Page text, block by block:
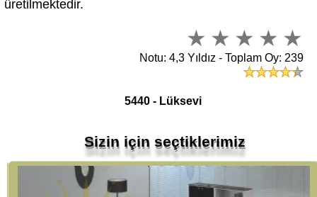
Notu: 4,3 Yıldız - Toplam Oy: 239